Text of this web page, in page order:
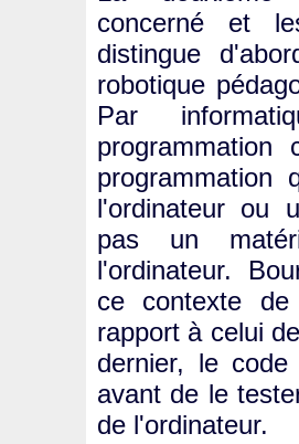
concerné et
distingue
robotique
Par
programmation
programmation
l'ordinateur ou
pas un
l'ordinateur.
ce contexte
rapport à celui
dernier, le
avant de le
de l'ordinateur.